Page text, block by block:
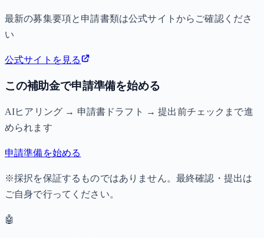
最新の募集要項と申請書類は公式サイトからご確認くださ
い
公式サイトを見る
この補助金で申請準備を始める
AIヒアリング → 申請書ドラフト → 提出前チェックまで進
められます
申請準備を始める
※採択を保証するものではありません。最終確認・提出は
ご自身で行ってください。
🤖